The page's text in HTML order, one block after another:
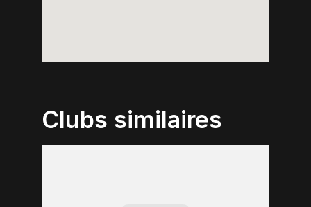
Clubs similaires